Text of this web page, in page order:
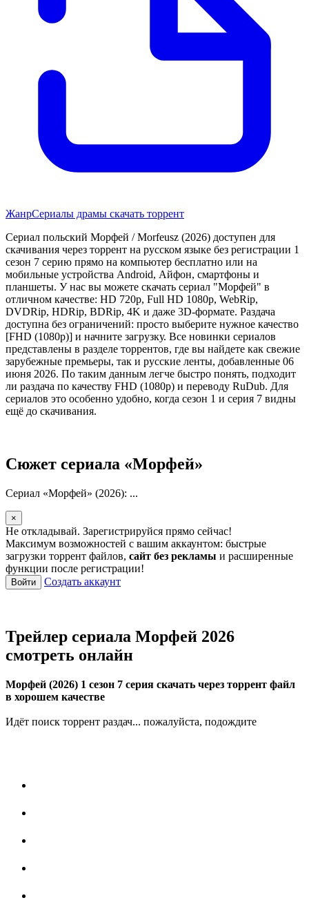
ЖанрСериалы драмы скачать торрент
Сериал польский Морфей / Morfeusz (2026) доступен для
скачивания через торрент на русском языке без регистрации 1
сезон 7 серию прямо на компьютер бесплатно или на
мобильные устройства Android, Айфон, смартфоны и
планшеты. У нас вы можете скачать сериал "Морфей" в
отличном качестве: HD 720p, Full HD 1080p, WebRip,
DVDRip, HDRip, BDRip, 4K и даже 3D-формате. Раздача
доступна без ограничений: просто выберите нужное качество
[FHD (1080p)] и начните загрузку. Все новинки сериалов
представлены в разделе торрентов, где вы найдете как свежие
зарубежные премьеры, так и русские ленты, добавленные 06
июня 2026. По таким данным легче быстро понять, подходит
ли раздача по качеству FHD (1080p) и переводу RuDub. Для
сериалов это особенно удобно, когда сезон 1 и серия 7 видны
ещё до скачивания.
Сюжет сериала «Морфей»
Сериал «Морфей» (2026): ...
×
Не откладывай. Зарегистрируйся прямо сейчас!
Максимум возможностей с вашим аккаунтом: быстрые
загрузки торрент файлов, сайт без рекламы и расширенные
функции после регистрации!
Войти Создать аккаунт
Трейлер сериала Морфей 2026
смотреть онлайн
Морфей (2026) 1 сезон 7 серия скачать через торрент файл
в хорошем качестве
Идёт поиск торрент раздач... пожалуйста, подождите